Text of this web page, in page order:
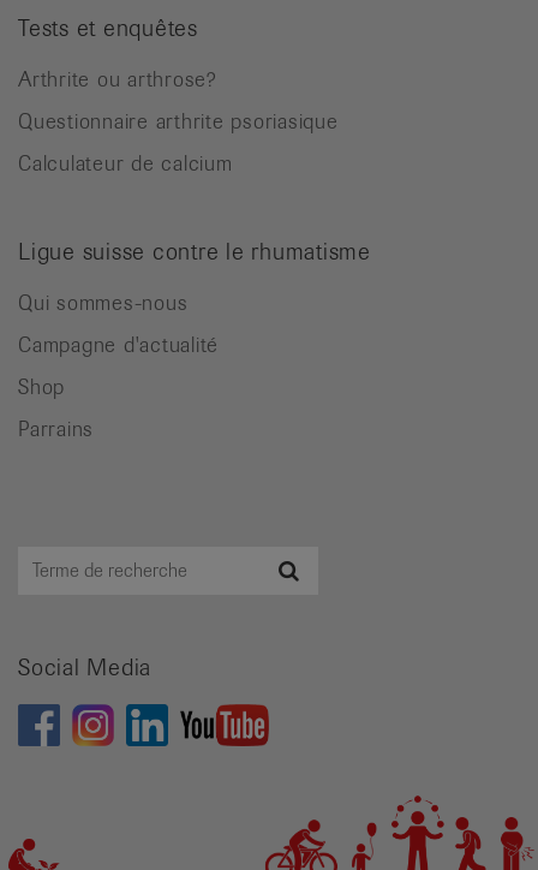
Tests et enquêtes
Arthrite ou arthrose?
Questionnaire arthrite psoriasique
Calculateur de calcium
Ligue suisse contre le rhumatisme
Qui sommes-nous
Campagne d'actualité
Shop
Parrains
Terme
Social Media